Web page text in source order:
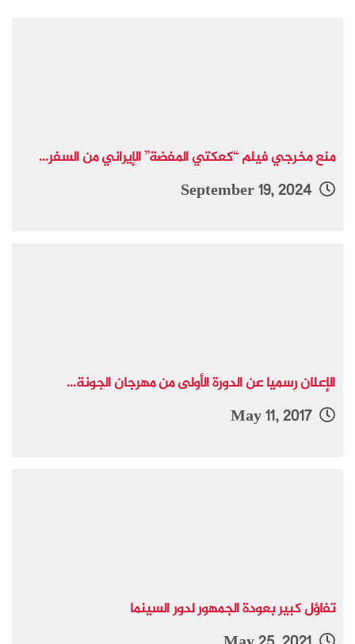
منع مخرجي فيلم “كعكتي المفضة” الإيراني من السفر...
الإعلان رسميا عن الدورة الأولى من مهرجان الجونة...
May 11, 2017
تفاؤل كبير بعودة الجمهور لدور السينما